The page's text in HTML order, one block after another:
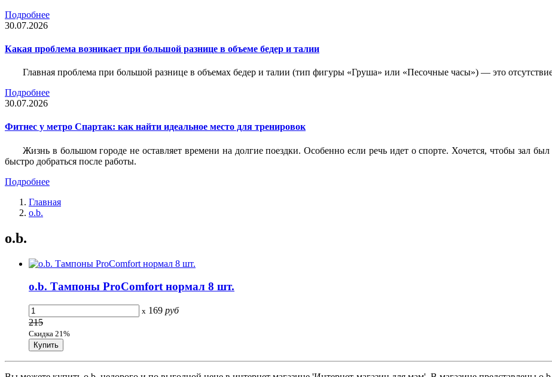
Подробнее
30.07.2026
Какая проблема возникает при большой разнице в объеме бедер и талии
Главная проблема при большой разнице в объемах бедер и талии (тип фигуры «Груша» или «Песочные часы») — это
Подробнее
30.07.2026
Фитнес у метро Спартак: как найти идеальное место для тренировок
Жизнь в большом городе не оставляет времени на долгие поездки. Особенно если речь идет о спорте. Хочется, чтобы зал
быстро добраться после работы.
Подробнее
Главная
o.b.
o.b.
o.b. Тампоны ProComfort нормал 8 шт.
x 169 руб
215
Скидка 21%